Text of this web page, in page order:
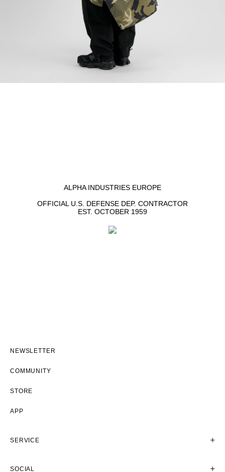
ALPHA INDUSTRIES EUROPE
OFFICIAL U.S. DEFENSE DEP. CONTRACTOR
EST. OCTOBER 1959
NEWSLETTER
COMMUNITY
STORE
APP
SERVICE
SOCIAL